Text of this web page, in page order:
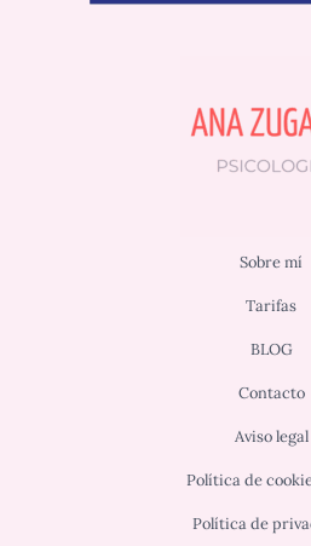
Sobre mí
Tarifas
BLOG
Contacto
Aviso legal
Política de
Política de